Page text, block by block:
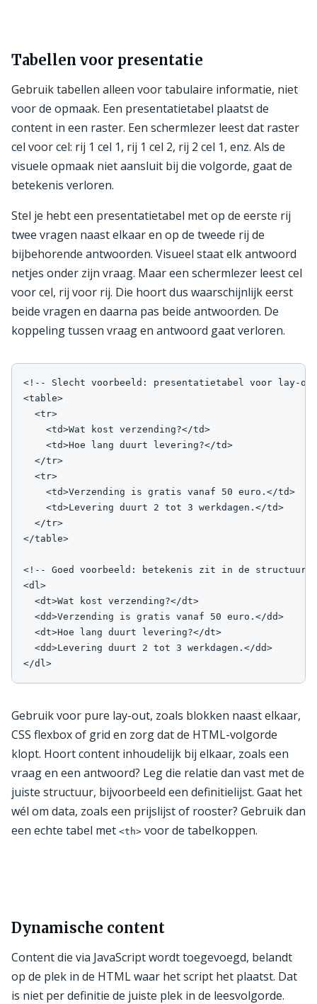
Tabellen voor presentatie
Gebruik tabellen alleen voor tabulaire informatie, niet
voor de opmaak. Een presentatietabel plaatst de
content in een raster. Een schermlezer leest dat raster
cel voor cel: rij 1 cel 1, rij 1 cel 2, rij 2 cel 1, enz. Als de
visuele opmaak niet aansluit bij die volgorde, gaat de
betekenis verloren.
Stel je hebt een presentatietabel met op de eerste rij
twee vragen naast elkaar en op de tweede rij de
bijbehorende antwoorden. Visueel staat elk antwoord
netjes onder zijn vraag. Maar een schermlezer leest cel
voor cel, rij voor rij. Die hoort dus waarschijnlijk eerst
beide vragen en daarna pas beide antwoorden. De
koppeling tussen vraag en antwoord gaat verloren.
<!-- Slecht voorbeeld: presentatietabel voor lay-
<table>
  <tr>
    <td>Wat kost verzending?</td>
    <td>Hoe lang duurt levering?</td>
  </tr>
  <tr>
    <td>Verzending is gratis vanaf 50 euro.</td>
    <td>Levering duurt 2 tot 3 werkdagen.</td>
  </tr>
</table>
<!-- Goed voorbeeld: betekenis zit in de structuur
<dl>
  <dt>Wat kost verzending?</dt>
  <dd>Verzending is gratis vanaf 50 euro.</dd>
  <dt>Hoe lang duurt levering?</dt>
  <dd>Levering duurt 2 tot 3 werkdagen.</dd>
</dl>
Gebruik voor pure lay-out, zoals blokken naast elkaar,
CSS flexbox of grid en zorg dat de HTML-volgorde
klopt. Hoort content inhoudelijk bij elkaar, zoals een
vraag en een antwoord? Leg die relatie dan vast met de
juiste structuur, bijvoorbeeld een definitielijst. Gaat het
wél om data, zoals een prijslijst of rooster? Gebruik dan
een echte tabel met <th> voor de tabelkoppen.
Dynamische content
Content die via JavaScript wordt toegevoegd, belandt
op de plek in de HTML waar het script het plaatst. Dat
is niet per definitie de juiste plek in de leesvolgorde.